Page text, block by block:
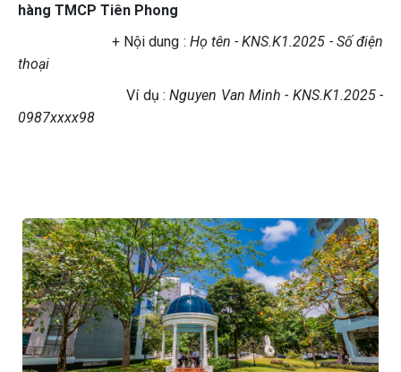
hàng TMCP Tiên Phong
+ Nội dung : Họ tên - KNS.K1.2025 - Số điện
thoại
Ví dụ :Nguyen Van Minh - KNS.K1.2025 -
0987xxxx98